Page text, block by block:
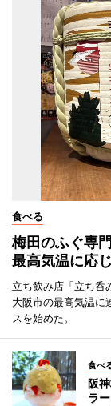
食べる
梅田のふぐ専
最高気温に応
立ち飲み店「立ち呑
大阪市の最高気温に
スを始めた。
食べ
阪
ラ